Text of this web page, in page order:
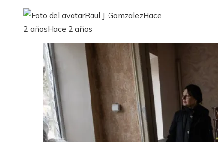
Raul J. GomzalezHace
2 añosHace 2 años